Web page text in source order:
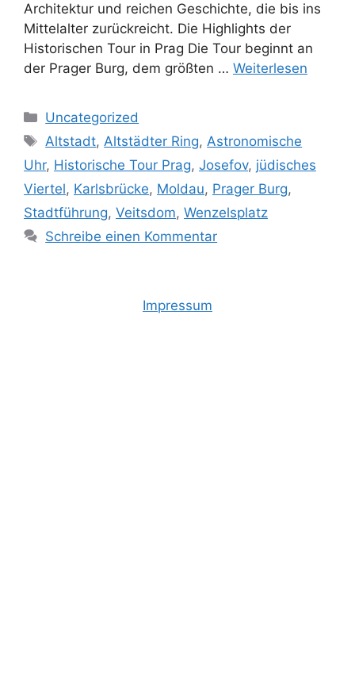
Architektur und reichen Geschichte, die bis ins
Mittelalter zurückreicht. Die Highlights der
Historischen Tour in Prag Die Tour beginnt an
der Prager Burg, dem größten … Weiterlesen
Kategorien
Uncategorized
Schlagwörter
Altstadt,Altstädter Ring,Astronomische
Uhr, Historische Tour Prag, Josefov, jüdisches
Viertel, Karlsbrücke, Moldau, Prager Burg,
Stadtführung, Veitsdom, Wenzelsplatz
Schreibe einen Kommentar
Impressum